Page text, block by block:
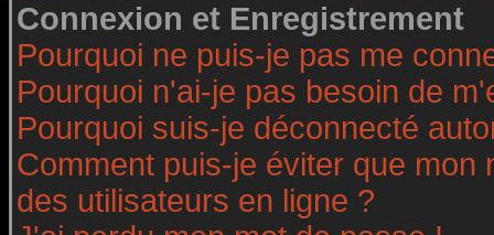
Connexion et Enregistrement
Pourquoi ne puis-je pas me
Pourquoi n'ai-je pas besoin de
Pourquoi suis-je déconnecté
Comment puis-je éviter que
des utilisateurs en ligne ?